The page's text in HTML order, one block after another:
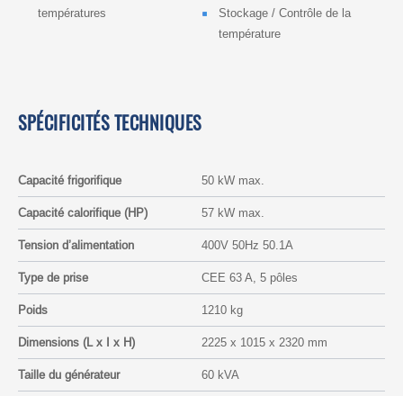
températures
Stockage / Contrôle de la
température
SPÉCIFICITÉS TECHNIQUES
Capacité frigorifique 50 kW max.
Capacité calorifique (HP) 57 kW max.
Tension d’alimentation 400V 50Hz 50.1A
Type de prise CEE 63 A, 5 pôles
Poids 1210 kg
Dimensions (L x I x H) 2225 x 1015 x 2320 mm
Taille du générateur 60 kVA